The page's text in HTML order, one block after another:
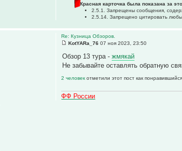
Красная карточка была показана за
2.5.1. Запрещены сообщения,
2.5.14. Запрещено цитировать
Re: Кузница Обзоров.
KotYARa_76 07 ноя 2023, 23:50
Обзор 13 тура -жмякай
Не забывайте оставлять обратную
2 человекотметили этот пост как понравившийся.
ФФ России